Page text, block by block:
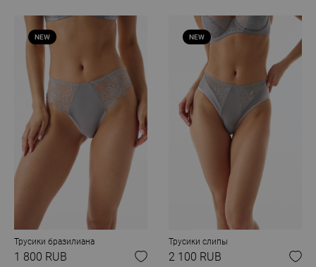
NEW
Трусики бразилиана
1 800 RUB
NEW
Трусики слипы
2 100 RUB